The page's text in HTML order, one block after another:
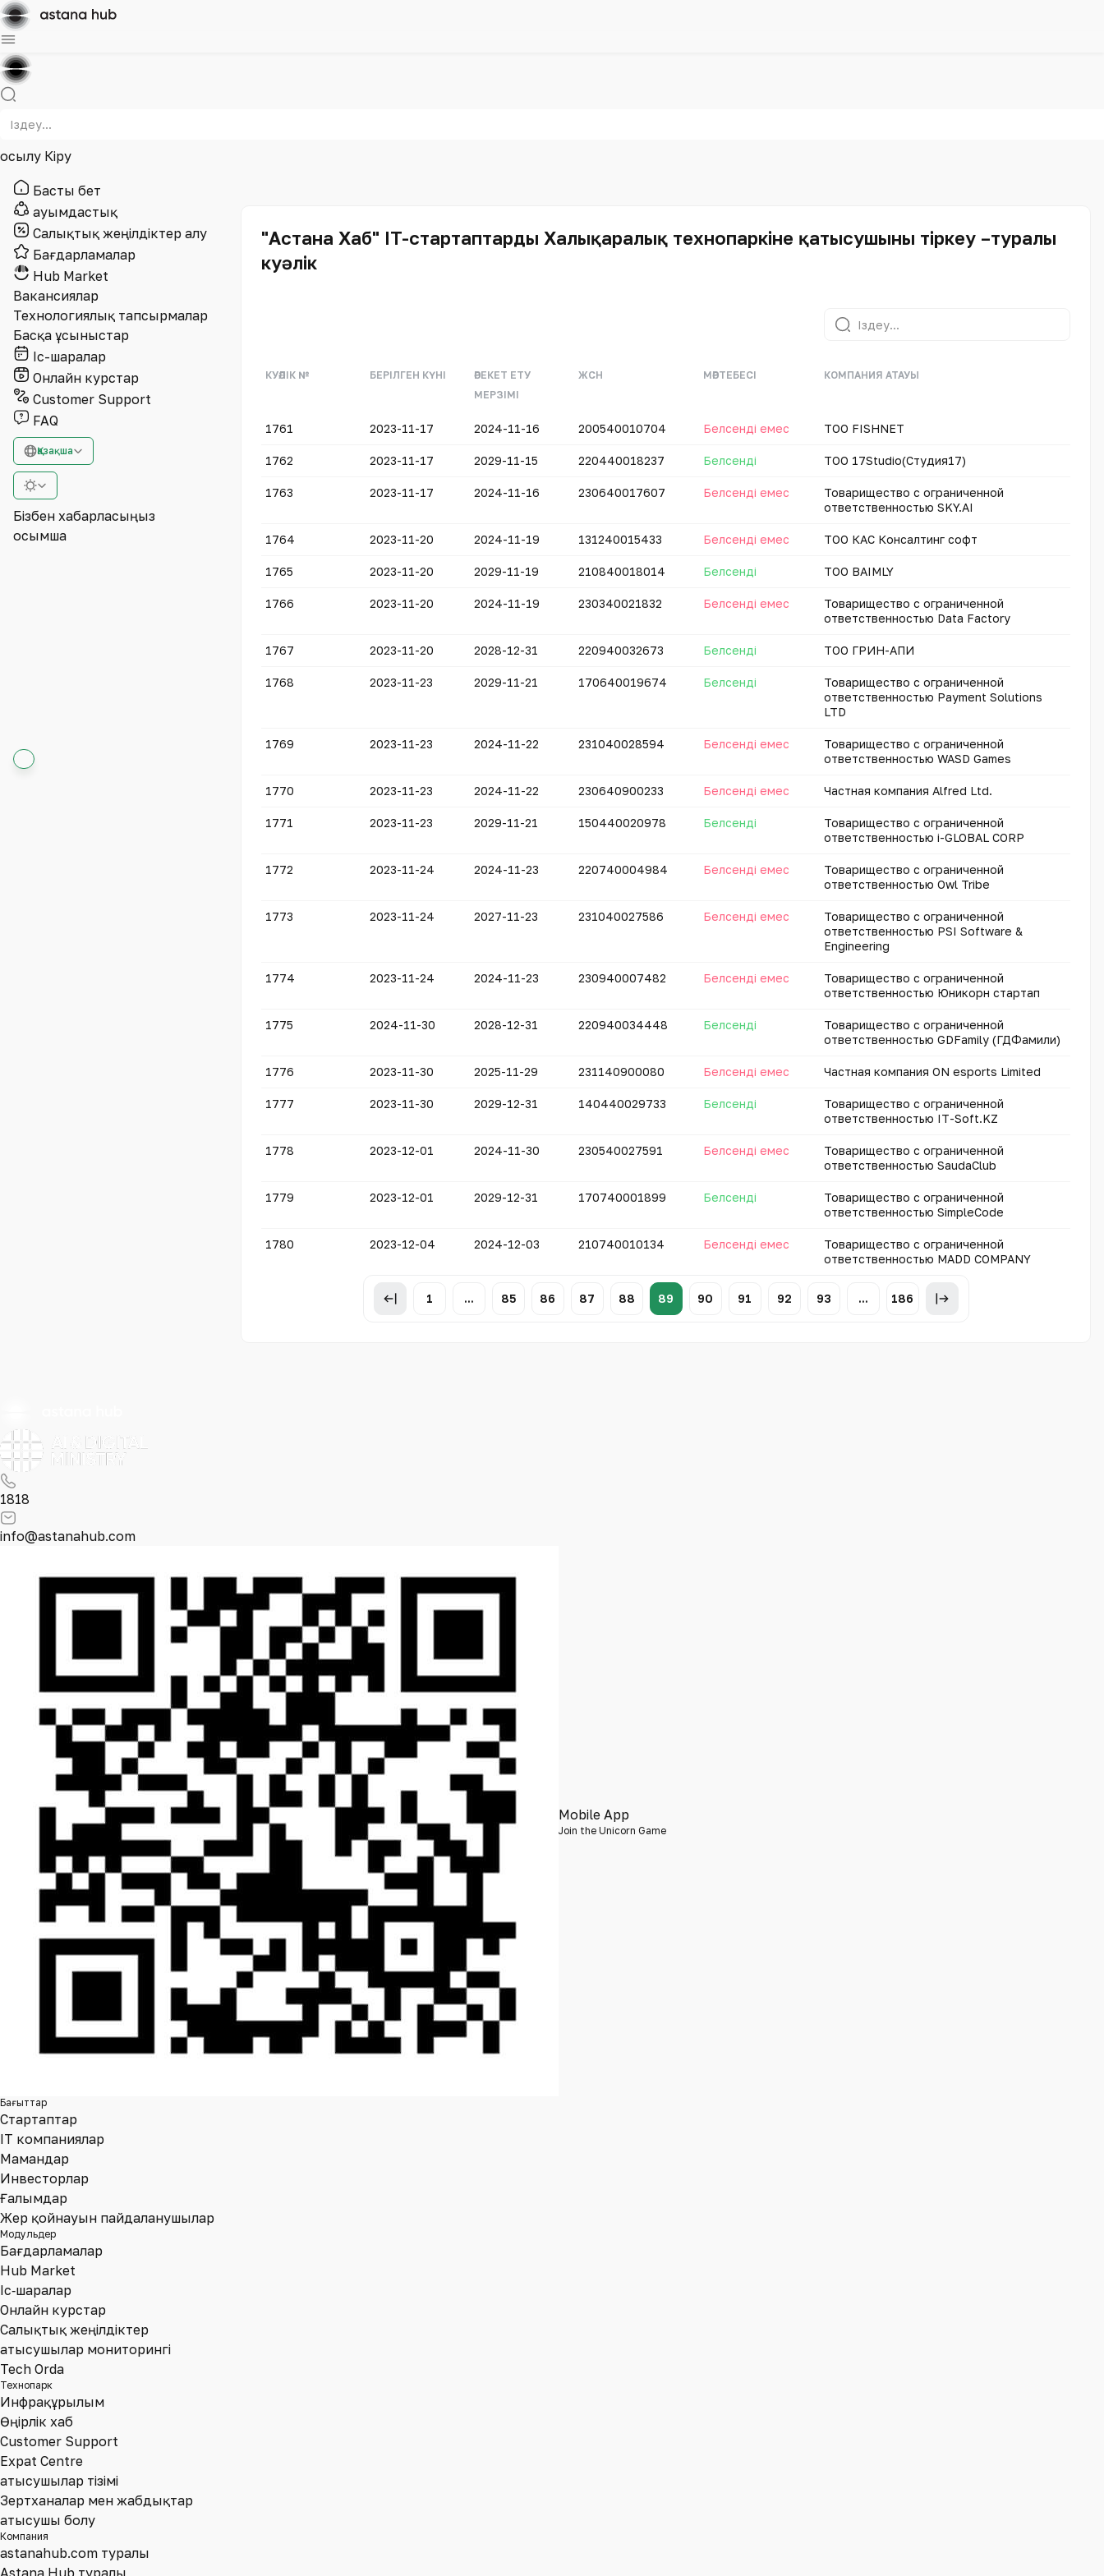
Қосылу Кіру
Басты бет
Қауымдастық
Салықтық жеңілдіктер алу
Бағдарламалар
Hub Market
Вакансиялар
Технологиялық тапсырмалар
Басқа ұсыныстар
Іс-шаралар
Онлайн курстар
Customer Support
FAQ
Қазақша
Бізбен хабарласыңыз
Қосымша
"Астана Хаб" IT-стартаптардың Халықаралық технопаркіне қатысушыны тіркеу –туралы
куәлік
КУӘЛІК № БЕРІЛГЕН КҮНІ
ӘРЕКЕТ ЕТУ
МЕРЗІМІ
ЖСН МӘРТЕБЕСІ КОМПАНИЯ АТАУЫ
1761 2023-11-17 2024-11-16 200540010704 Белсенді емес ТОО FISHNET
1762 2023-11-17 2029-11-15 220440018237 Белсенді ТОО 17Studio(Студия17)
1763 2023-11-17 2024-11-16 230640017607 Белсенді емес
Товарищество с ограниченной
ответственностью SKY.AI
1764 2023-11-20 2024-11-19 131240015433 Белсенді емес ТОО КАС Консалтинг софт
1765 2023-11-20 2029-11-19 210840018014 Белсенді ТОО BAIMLY
1766 2023-11-20 2024-11-19 230340021832 Белсенді емес
Товарищество с ограниченной
ответственностью Data Factory
1767 2023-11-20 2028-12-31 220940032673 Белсенді ТОО ГРИН-АПИ
1768 2023-11-23 2029-11-21 170640019674 Белсенді
Товарищество с ограниченной
ответственностью Payment Solutions
LTD
1769 2023-11-23 2024-11-22 231040028594 Белсенді емес
Товарищество с ограниченной
ответственностью WASD Games
1770 2023-11-23 2024-11-22 230640900233 Белсенді емес Частная компания Alfred Ltd.
1771 2023-11-23 2029-11-21 150440020978 Белсенді
Товарищество с ограниченной
ответственностью i-GLOBAL CORP
1772 2023-11-24 2024-11-23 220740004984 Белсенді емес
Товарищество с ограниченной
ответственностью Owl Tribe
1773 2023-11-24 2027-11-23 231040027586 Белсенді емес
Товарищество с ограниченной
ответственностью PSI Software &
Engineering
1774 2023-11-24 2024-11-23 230940007482 Белсенді емес
Товарищество с ограниченной
ответственностью Юникорн стартап
1775 2024-11-30 2028-12-31 220940034448 Белсенді
Товарищество с ограниченной
ответственностью GDFamily (ГДФамили)
1776 2023-11-30 2025-11-29 231140900080 Белсенді емес Частная компания ON esports Limited
1777 2023-11-30 2029-12-31 140440029733 Белсенді
Товарищество с ограниченной
ответственностью IT-Soft.KZ
1778 2023-12-01 2024-11-30 230540027591 Белсенді емес
Товарищество с ограниченной
ответственностью SaudaClub
1779 2023-12-01 2029-12-31 170740001899 Белсенді
Товарищество с ограниченной
ответственностью SimpleCode
1780 2023-12-04 2024-12-03 210740010134 Белсенді емес
Товарищество с ограниченной
ответственностью MADD COMPANY
1 ... 85 86 87 88 89 90 91 92 93 ... 186
1818
info@astanahub.com
Mobile App
Join the Unicorn Game
Бағыттар
Стартаптар
IT компаниялар
Мамандар
Инвесторлар
Ғалымдар
Жер қойнауын пайдаланушылар
Модульдер
Бағдарламалар
Hub Market
Іс‑шаралар
Онлайн курстар
Салықтық жеңілдіктер
Қатысушылар мониторингі
Tech Orda
Технопарк
Инфрақұрылым
Өңірлік хаб
Customer Support
Expat Centre
Қатысушылар тізімі
Зертханалар мен жабдықтар
Қатысушы болу
Компания
astanahub.com туралы
Astana Hub туралы